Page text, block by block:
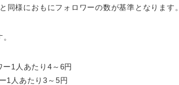
同様におもにフォロワーの数が基準となります。
ー1人あたり4～6円
1人あたり3～5円